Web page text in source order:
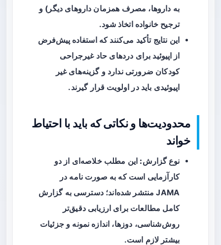
به داروها، مصرف همزمان داروهای دیگر) و
ترجیح خانواده اتخاذ شود.
این نتایج تأکید می‌کنند که استفاده پیش‌فرض
از اپیوئید برای دردهای حاد غیرجراحی
کودکان ضرورتی ندارد و گزینه‌های غیر
اپیوئیدی باید در اولویت قرار گیرند.
محدودیت‌ها و نکاتی که باید با احتیاط
خواند
نوع گزارش: این مطلب خلاصه‌ای از دو
کارآزمایی است که به صورت نامه در
JAMA منتشر شده‌اند؛ دسترسی به گزارش
کامل مطالعات برای ارزیابی دقیق‌تر
روش‌شناسی، دوزها، اندازه نمونه و جزئیات
بیشتر لازم است.